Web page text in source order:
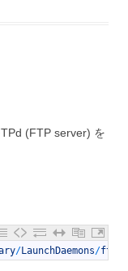
(FTP server) を
/LaunchDaemons/ftp